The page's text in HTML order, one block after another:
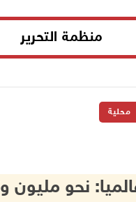
منظمة التحرير
محلية
و876 ألف وفاة و86 مليونا و837 ألف إصابة